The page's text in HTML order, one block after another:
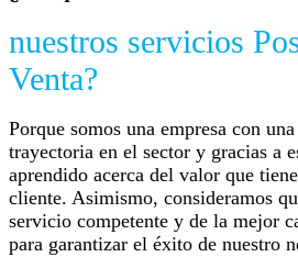
nuestros servicios
Venta?
Porque somos una empresa con
trayectoria en el sector y gracias a
aprendido acerca del valor que
cliente. Asimismo, consideramos
servicio competente y de la mejor
para garantizar el éxito de nuestro